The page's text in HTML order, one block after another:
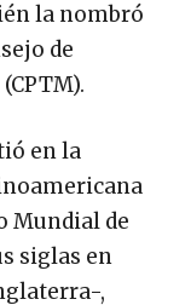
la nombró
de
en la
Mundial de
siglas en
,